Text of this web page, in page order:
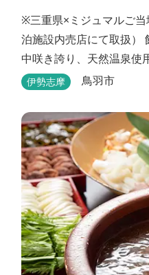
※三重県×ミジュマルご
泊施設内売店にて取扱）
中咲き誇り、天然温泉使
海一望。目の前の海を望
伊勢志摩 鳥羽市